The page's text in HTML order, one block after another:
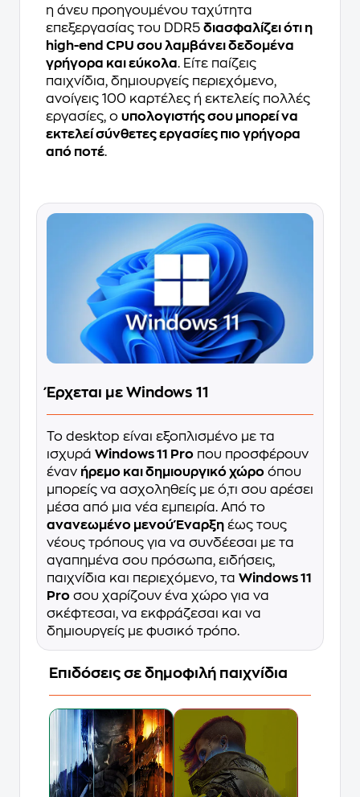
η άνευ προηγουμένου ταχύτητα
επεξεργασίας του DDR5 διασφαλίζει ότι η
high-end CPU σου λαμβάνει δεδομένα
γρήγορα και εύκολα. Είτε παίζεις
παιχνίδια, δημιουργείς περιεχόμενο,
ανοίγεις 100 καρτέλες ή εκτελείς πολλές
εργασίες, ο υπολογιστής σου μπορεί να
εκτελεί σύνθετες εργασίες πιο γρήγορα
από ποτέ.
Έρχεται με Windows 11
Το desktop είναι εξοπλισμένο με τα
ισχυρά Windows 11 Pro που προσφέρουν
έναν ήρεμο και δημιουργικό χώρο όπου
μπορείς να ασχοληθείς με ό,τι σου αρέσει
μέσα από μια νέα εμπειρία. Από το
ανανεωμένο μενού Έναρξη έως τους
νέους τρόπους για να συνδέεσαι με τα
αγαπημένα σου πρόσωπα, ειδήσεις,
παιχνίδια και περιεχόμενο, τα Windows 11
Pro σου χαρίζουν ένα χώρο για να
σκέφτεσαι, να εκφράζεσαι και να
δημιουργείς με φυσικό τρόπο.
Επιδόσεις σε δημοφιλή παιχνίδια